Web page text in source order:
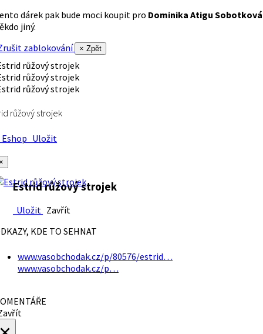
dárek pak bude moci koupit pro Dominika Atigu Sobotková
jiný.
zablokování
× Zpět
růžový strojek
Uložit
Estrid růžový strojek
Uložit Zavřít
KDE TO SEHNAT
www.vasobchodak.cz/p/80576/estrid…
www.vasobchodak.cz/p…